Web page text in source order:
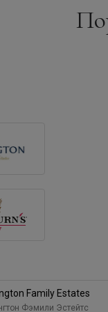
Family Estates
Фэмили Эстейтс